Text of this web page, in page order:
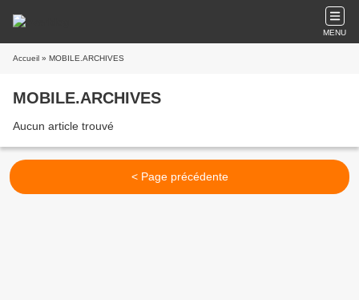
MENU
Accueil » MOBILE.ARCHIVES
MOBILE.ARCHIVES
Aucun article trouvé
< Page précédente